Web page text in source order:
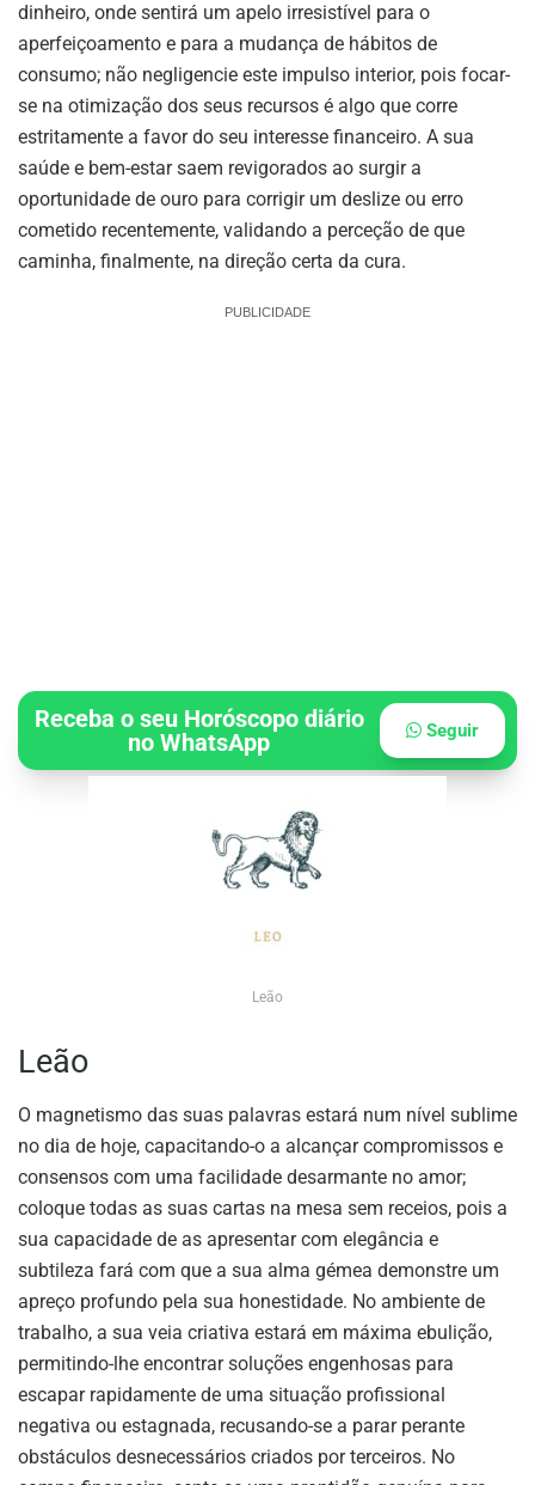
dinheiro, onde sentirá um apelo irresistível para o
aperfeiçoamento e para a mudança de hábitos de
consumo; não negligencie este impulso interior, pois focar-
se na otimização dos seus recursos é algo que corre
estritamente a favor do seu interesse financeiro. A sua
saúde e bem-estar saem revigorados ao surgir a
oportunidade de ouro para corrigir um deslize ou erro
cometido recentemente, validando a perceção de que
caminha, finalmente, na direção certa da cura.
PUBLICIDADE
Receba o seu Horóscopo diário
no WhatsApp
Seguir
Leão
Leão
O magnetismo das suas palavras estará num nível sublime
no dia de hoje, capacitando-o a alcançar compromissos e
consensos com uma facilidade desarmante no amor;
coloque todas as suas cartas na mesa sem receios, pois a
sua capacidade de as apresentar com elegância e
subtileza fará com que a sua alma gémea demonstre um
apreço profundo pela sua honestidade. No ambiente de
trabalho, a sua veia criativa estará em máxima ebulição,
permitindo-lhe encontrar soluções engenhosas para
escapar rapidamente de uma situação profissional
negativa ou estagnada, recusando-se a parar perante
obstáculos desnecessários criados por terceiros. No